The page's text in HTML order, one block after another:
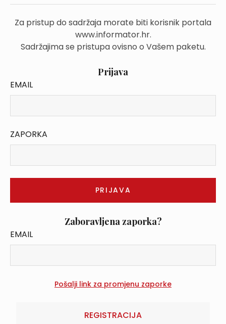
Za pristup do sadržaja morate biti korisnik portala
www.informator.hr.
Sadržajima se pristupa ovisno o Vašem paketu.
Prijava
EMAIL
ZAPORKA
Zaboravljena zaporka?
EMAIL
REGISTRACIJA